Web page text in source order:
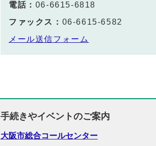
電話： 06-6615-6818
ファックス： 06-6615-6582
メール送信フォーム
手続きやイベントのご案内
大阪市総合コールセンター